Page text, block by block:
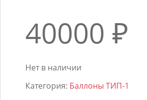
40000 ₽
Нет в наличии
Категория: Баллоны ТИП-1